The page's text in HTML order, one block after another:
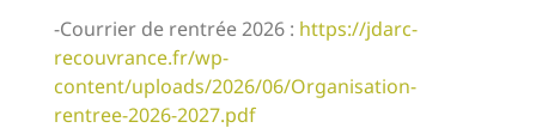
-Courrier de rentrée 2026 : https://jdarc-
recouvrance.fr/wp-
content/uploads/2026/06/Organisation-
rentree-2026-2027.pdf